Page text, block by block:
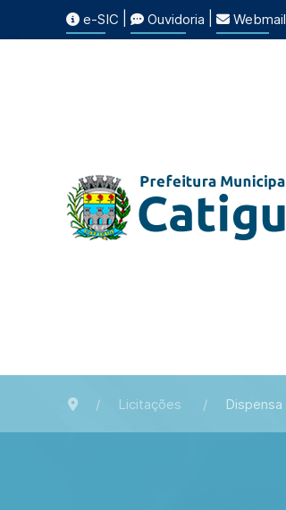
e-SIC Ouvidoria Webmail
Licitações Dispensa